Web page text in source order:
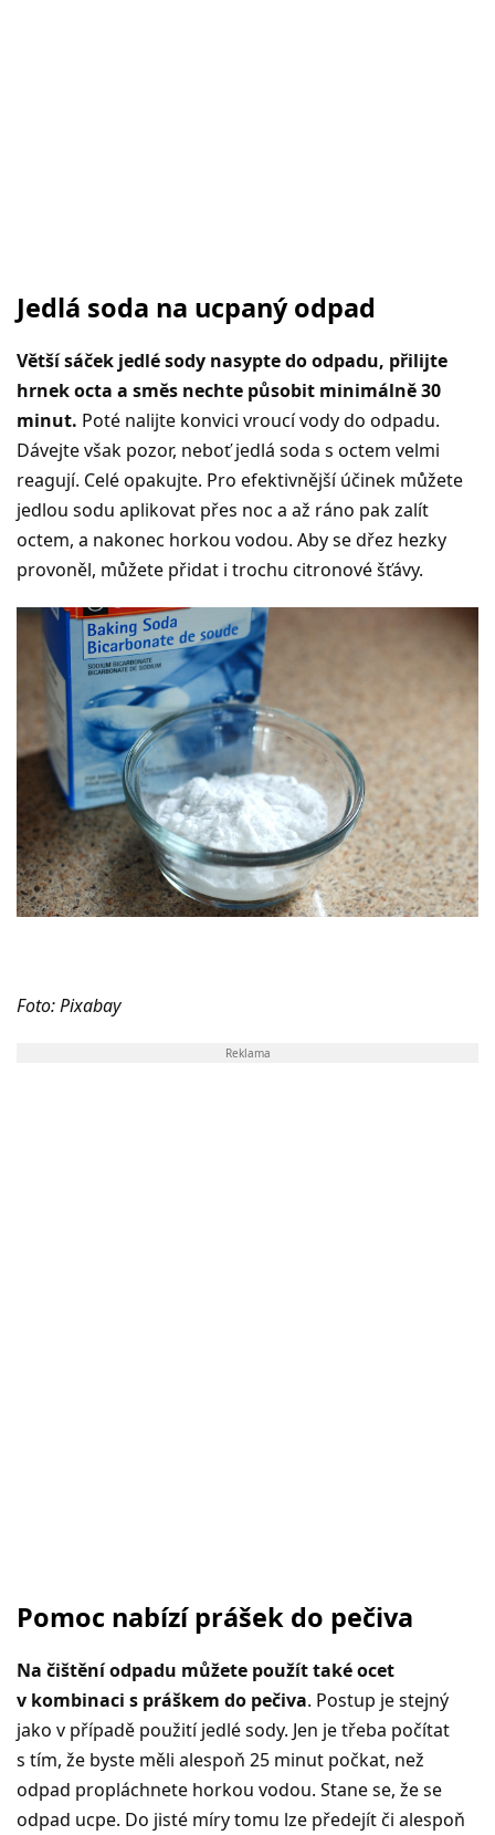
Jedlá soda na ucpaný odpad
Větší sáček jedlé sody nasypte do odpadu, přilijte
hrnek octa a směs nechte působit minimálně 30
minut. Poté nalijte konvici vroucí vody do odpadu.
Dávejte však pozor, neboť jedlá soda s octem velmi
reagují. Celé opakujte. Pro efektivnější účinek můžete
jedlou sodu aplikovat přes noc a až ráno pak zalít
octem, a nakonec horkou vodou. Aby se dřez hezky
provoněl, můžete přidat i trochu citronové šťávy.
Foto: Pixabay
Reklama
Pomoc nabízí prášek do pečiva
Na čištění odpadu můžete použít také ocet
v kombinaci s práškem do pečiva. Postup je stejný
jako v případě použití jedlé sody. Jen je třeba počítat
s tím, že byste měli alespoň 25 minut počkat, než
odpad propláchnete horkou vodou. Stane se, že se
odpad ucpe. Do jisté míry tomu lze předejít či alespoň